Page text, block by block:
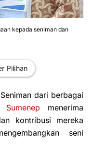
kepada seniman dan
Pilihan
dari berbagai
Sumenep menerima
kontribusi mereka
seni